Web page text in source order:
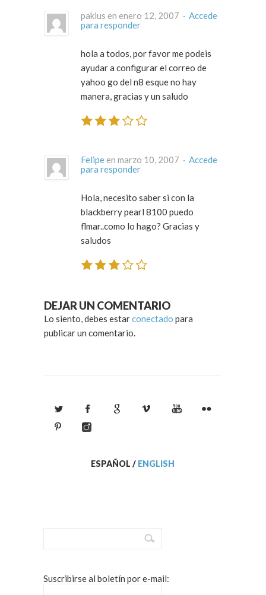
pakius en enero 12, 2007 · Accede
para responder
hola a todos, por favor me podeis
ayudar a configurar el correo de
yahoo go del n8 esque no hay
manera, gracias y un saludo
Felipe en marzo 10, 2007 · Accede
para responder
Hola, necesito saber si con la
blackberry pearl 8100 puedo
flmar..como lo hago? Gracias y
saludos
DEJAR UN COMENTARIO
Lo siento, debes estarconectado para
publicar un comentario.
ESPAÑOL / ENGLISH
Suscribirse al boletín por e-mail: